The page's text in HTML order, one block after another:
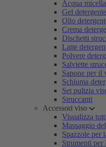
Acqua
Gel detergente
Olio
Crema
Dischetti
Latte
Polvere
Salviette
Sapone per il
Schiuma
Set pulizia
Struccanti
Accessori viso
Visualizza tutti
Massaggio
Spazzole per
Strumenti